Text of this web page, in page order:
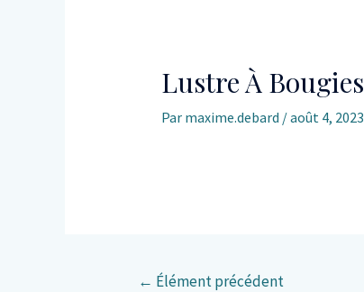
Lustre À Bougies
Par maxime.debard /août 4, 2023
← Élément précédent